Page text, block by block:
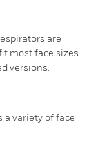
are
most face sizes
versions.
a variety of face